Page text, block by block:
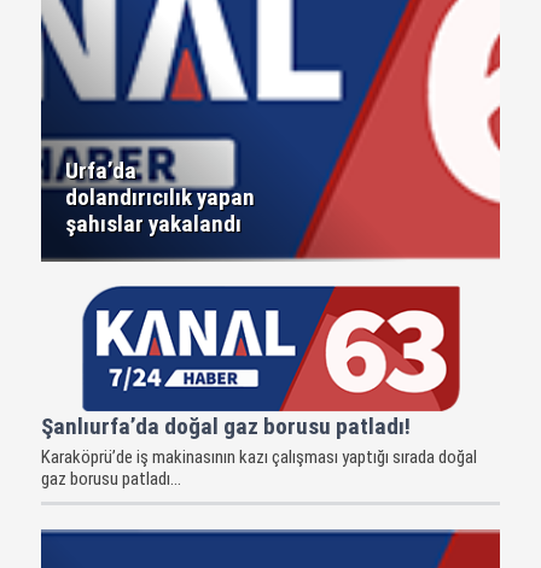
Urfa’da
dolandırıcılık yapan
şahıslar yakalandı
Şanlıurfa’da doğal gaz borusu patladı!
Karaköprü’de iş makinasının kazı çalışması yaptığı sırada doğal
gaz borusu patladı...